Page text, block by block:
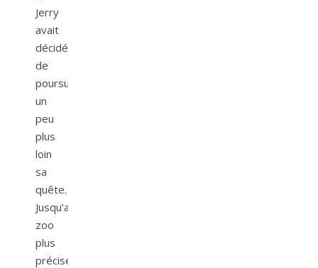
Jerry
avait
décidé
de
poursuivre
un
peu
plus
loin
sa
quête.
Jusqu’au
zoo
plus
précisément.